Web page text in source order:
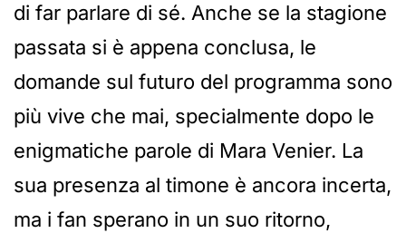
di far parlare di sé. Anche se la stagione
passata si è appena conclusa, le
domande sul futuro del programma sono
più vive che mai, specialmente dopo le
enigmatiche parole di Mara Venier. La
sua presenza al timone è ancora incerta,
ma i fan sperano in un suo ritorno,